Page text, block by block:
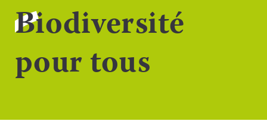
Biodiversité
pour tous